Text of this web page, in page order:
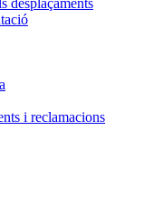
desplaçaments
i reclamacions